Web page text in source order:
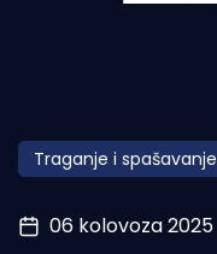
Pomorstvo
Ribolov
Traganje i spašavanje
06 kolovoza 2025